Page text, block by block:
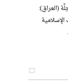
(العراق):